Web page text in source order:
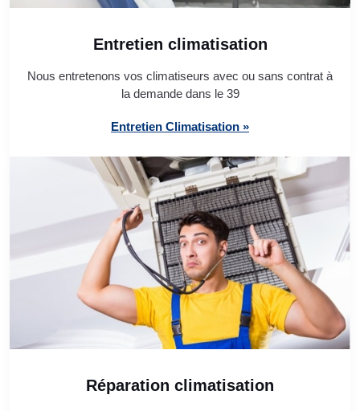
Entretien climatisation
Nous entretenons vos climatiseurs avec ou sans contrat à
la demande dans le 39
Entretien Climatisation »
Réparation climatisation